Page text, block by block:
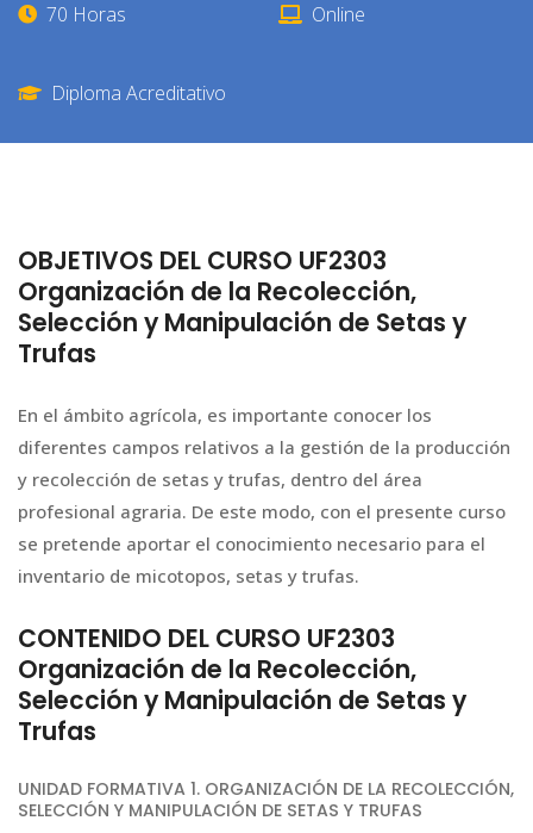
70 Horas Online
Diploma Acreditativo
OBJETIVOS DEL CURSO UF2303
Organización de la Recolección,
Selección y Manipulación de Setas y
Trufas
En el ámbito agrícola, es importante conocer los
diferentes campos relativos a la gestión de la producción
y recolección de setas y trufas, dentro del área
profesional agraria. De este modo, con el presente curso
se pretende aportar el conocimiento necesario para el
inventario de micotopos, setas y trufas.
CONTENIDO DEL CURSO UF2303
Organización de la Recolección,
Selección y Manipulación de Setas y
Trufas
UNIDAD FORMATIVA 1. ORGANIZACIÓN DE LA RECOLECCIÓN,
SELECCIÓN Y MANIPULACIÓN DE SETAS Y TRUFAS